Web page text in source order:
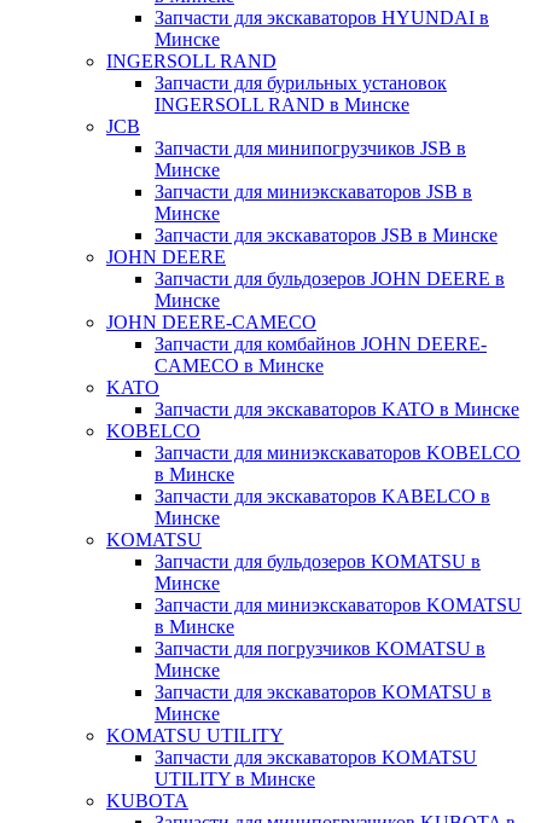
Запчасти для экскаваторов HYUNDAI в
Минске
INGERSOLL RAND
Запчасти для бурильных установок
INGERSOLL RAND в Минске
JCB
Запчасти для минипогрузчиков JSB в
Минске
Запчасти для миниэкскаваторов JSB в
Минске
Запчасти для экскаваторов JSB в Минске
JOHN DEERE
Запчасти для бульдозеров JOHN DEERE в
Минске
JOHN DEERE-CAMECO
Запчасти для комбайнов JOHN DEERE-
CAMECO в Минске
KATO
Запчасти для экскаваторов KATO в Минске
KOBELCO
Запчасти для миниэкскаваторов KOBELCO
в Минске
Запчасти для экскаваторов KABELCO в
Минске
KOMATSU
Запчасти для бульдозеров KOMATSU в
Минске
Запчасти для миниэкскаваторов KOMATSU
в Минске
Запчасти для погрузчиков KOMATSU в
Минске
Запчасти для экскаваторов KOMATSU в
Минске
KOMATSU UTILITY
Запчасти для экскаваторов KOMATSU
UTILITY в Минске
KUBOTA